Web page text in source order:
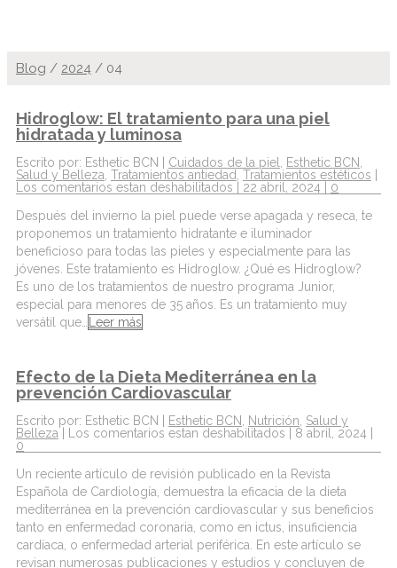
Blog / 2024 / 04
Hidroglow: El tratamiento para una piel
hidratada y luminosa
Escrito por: Esthetic BCN | Cuidados de la piel Esthetic BCN
Salud y Belleza Tratamientos antiedad Tratamientos estéticos
Los comentarios estan deshabilitados | 22 abril, 2024 | 0
Después del invierno la piel puede verse apagada y reseca, te
proponemos un tratamiento hidratante e iluminador
beneficioso para todas las pieles y especialmente para las
jóvenes. Este tratamiento es Hidroglow. ¿Qué es Hidroglow?
Es uno de los tratamientos de nuestro programa Junior,
especial para menores de 35 años. Es un tratamiento muy
versátil que…
Leer más
Efecto de la Dieta Mediterránea en la
prevención Cardiovascular
Escrito por: Esthetic BCN | Esthetic BCN Nutrición Salud y
Belleza
Los comentarios estan deshabilitados | 8 abril, 2024 |
0
Un reciente artículo de revisión publicado en la Revista
Española de Cardiología, demuestra la eficacia de la dieta
mediterránea en la prevención cardiovascular y sus beneficios
tanto en enfermedad coronaria, como en ictus, insuficiencia
cardíaca, o enfermedad arterial periférica. En este artículo se
revisan numerosas publicaciones y estudios y concluyen de